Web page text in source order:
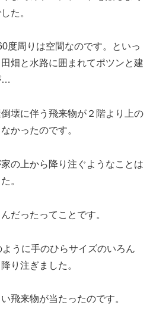
た。
度周りは空間なのです。といっ
畑と水路に囲まれてポツンと建
…
壊に伴う飛来物が２階より上の
かったのです。
の上から降り注ぐようなことは
。
だったってことです。
うに手のひらサイズのいろん
り注ぎました。
飛来物が当たったのです。